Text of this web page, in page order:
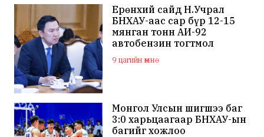
Ерөнхий сайд Н.Учрал
БНХАУ-аас сар бүр 12-15
мянган тонн АИ-92
автобензин тогтмол
нийлүүлэх хүсэлт тавилаа
9 цагийн өмнө
Монгол Улсын шигшээ баг
3:0 харьцаагаар БНХАУ-ын
багийг хожлоо